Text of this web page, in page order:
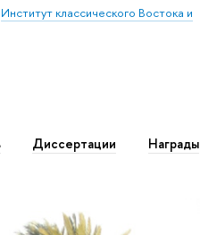
Институт классического Востока и
Диссертации Награды